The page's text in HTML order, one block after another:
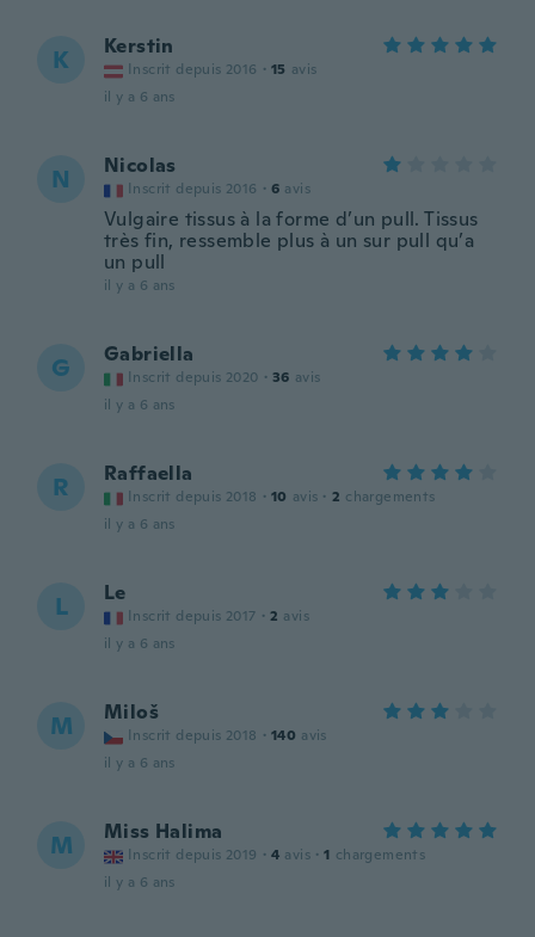
K Kerstin
Inscrit depuis 2016 · 15 avis
il y a 6 ans
N Nicolas
Inscrit depuis 2016 · 6 avis
Vulgaire tissus à la forme d’un pull. Tissus
très fin, ressemble plus à un sur pull qu’a
un pull
il y a 6 ans
G Gabriella
Inscrit depuis 2020 · 36 avis
il y a 6 ans
R Raffaella
Inscrit depuis 2018 · 10 avis · 2 chargements
il y a 6 ans
L Le
Inscrit depuis 2017 · 2 avis
il y a 6 ans
M Miloš
Inscrit depuis 2018 · 140 avis
il y a 6 ans
M Miss Halima
Inscrit depuis 2019 · 4 avis · 1 chargements
il y a 6 ans